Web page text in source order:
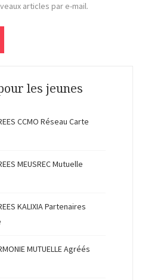
articles par e-mail.
les jeunes
CCMO Réseau Carte
MEUSREC Mutuelle
KALIXIA Partenaires
MUTUELLE Agréés